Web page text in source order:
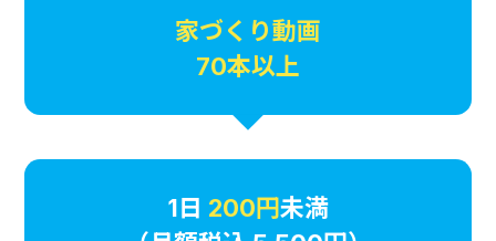
家づくり動画
70本以上
1日 200円未満